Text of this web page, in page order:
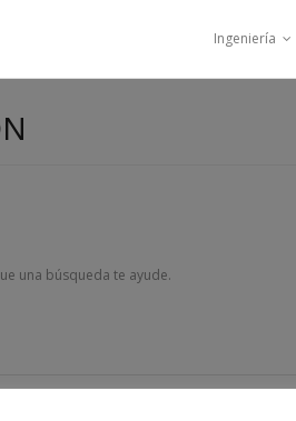
Ingeniería
una búsqueda te ayude.